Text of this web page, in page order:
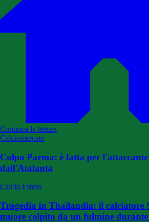
Continua la lettura
Calciomercato
Colpo Parma: è fatta per
dall'Atalanta
Calcio Estero
Tragedia in Thailandia: il calciatore
muore colpito da un fulmine